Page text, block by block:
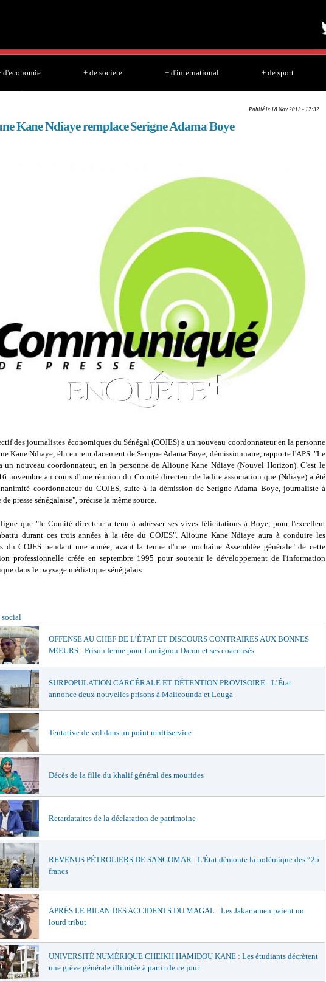
d'economie + de societe + d'international + de sport
Publié le 18 Nov 2013 - 12:32
Kane Ndiaye remplace Serigne Adama Boye
des journalistes économiques du Sénégal (COJES) a un nouveau coordonnateur en la personne
Kane Ndiaye, élu en remplacement de Serigne Adama Boye, démissionnaire, rapporte l'APS. "Le
un nouveau coordonnateur, en la personne de Alioune Kane Ndiaye (Nouvel Horizon). C'est le
novembre au cours d'une réunion du Comité directeur de ladite association que (Ndiaye) a été
coordonnateur du COJES, suite à la démission de Serigne Adama Boye, journaliste à
presse sénégalaise", précise la même source.
que "le Comité directeur a tenu à adresser ses vives félicitations à Boye, pour l'excellent
durant ces trois années à la tête du COJES". Alioune Kane Ndiaye aura à conduire les
du COJES pendant une année, avant la tenue d'une prochaine Assemblée générale" de cette
professionnelle créée en septembre 1995 pour soutenir le développement de l'information
dans le paysage médiatique sénégalais.
social
OFFENSE AU CHEF DE L’ÉTAT ET DISCOURS CONTRAIRES AUX BONNES
MŒURS : Prison ferme pour Lamignou Darou et ses coaccusés
SURPOPULATION CARCÉRALE ET DÉTENTION PROVISOIRE : L’État
annonce deux nouvelles prisons à Malicounda et Louga
Tentative de vol dans un point multiservice
Décès de la fille du khalif général des mourides
Retardataires de la déclaration de patrimoine
REVENUS PÉTROLIERS DE SANGOMAR : L'État démonte la polémique des “25
francs
APRÈS LE BILAN DES ACCIDENTS DU MAGAL : Les Jakartamen paient un
lourd tribut
UNIVERSITÉ NUMÉRIQUE CHEIKH HAMIDOU KANE : Les étudiants décrètent
une grève générale illimitée à partir de ce jour